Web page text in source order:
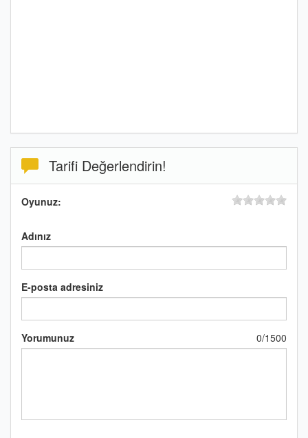
Tarifi Değerlendirin!
Oyunuz:
Adınız
E-posta adresiniz
Yorumunuz 0/1500